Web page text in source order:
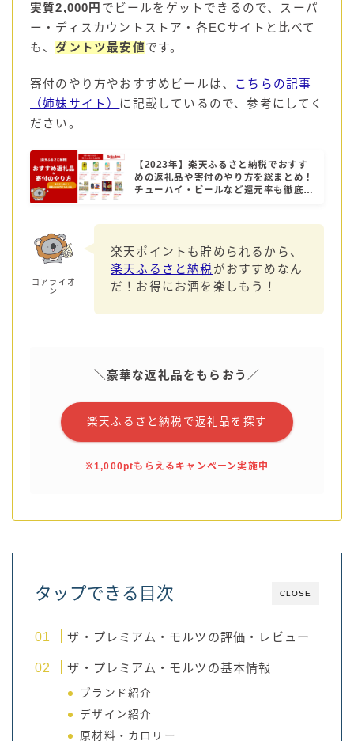
実質2,000円 でビールをゲットできるので、スーパ
ー・ディスカウントストア・各ECサイトと比べて
も、ダントツ最安値です。
寄付のやり方やおすすめビールは、
こちらの記事
（姉妹サイト） に記載しているので、参考にしてく
ださい。
【2023年】楽天ふるさと納税でおすす
めの返礼品や寄付のやり方を総まとめ！
チューハイ・ビールなど還元率も徹底解
コアライオ
ン
楽天ポイントも貯められるから、
楽天ふるさと納税 がおすすめなん
だ！お得にお酒を楽しもう！
＼豪華な返礼品をもらおう／
楽天ふるさと納税で返礼品を探す
※1,000ptもらえるキャンペーン実施中
CLOSE
タップできる目次
ザ・プレミアム・モルツの評価・レビュー
ザ・プレミアム・モルツの基本情報
ブランド紹介
デザイン紹介
原材料・カロリー